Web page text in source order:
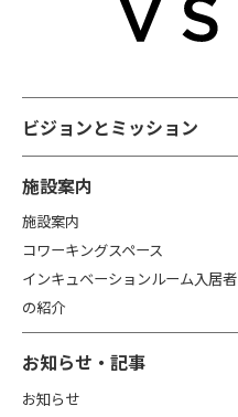
ビジョンとミッション
施設案内
施設案内
コワーキングスペース
インキュベーションルーム入居者
の紹介
お知らせ・記事
お知らせ